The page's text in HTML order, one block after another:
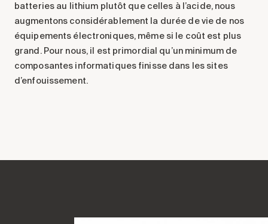
batteries au lithium plutôt que celles à l’acide, nous
augmentons considérablement la durée de vie de nos
équipements électroniques, même si le coût est plus
grand. Pour nous, il est primordial qu’un minimum de
composantes informatiques finisse dans les sites
d’enfouissement.